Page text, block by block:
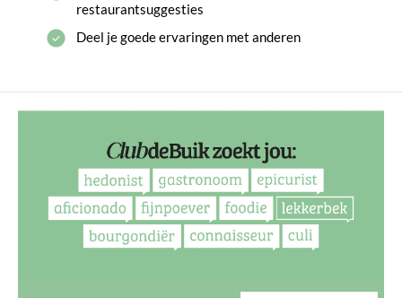
restaurantsuggesties
Deel je goede ervaringen met anderen